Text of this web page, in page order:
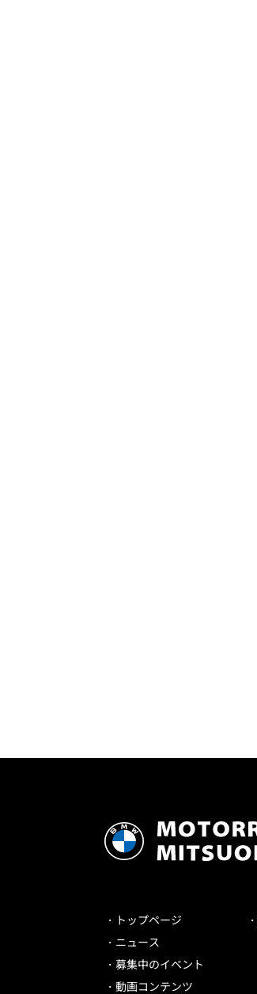
トップページ
ニュース
募集中のイベント
動画コンテンツ